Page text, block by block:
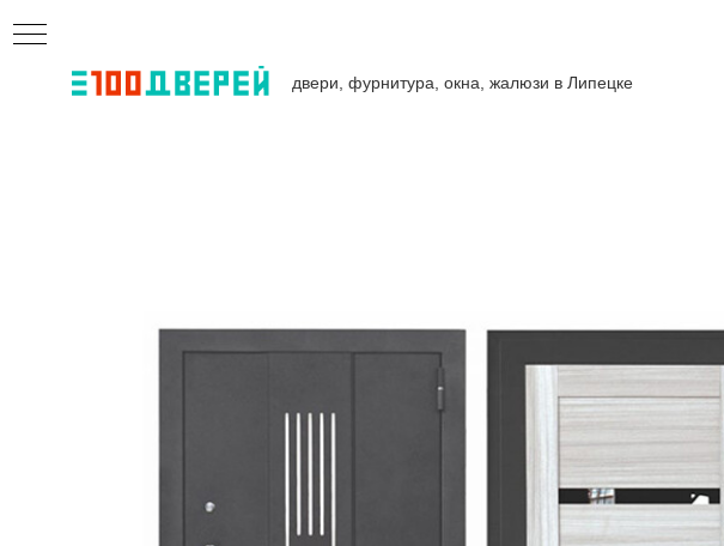
двери, фурнитура, окна, жалюзи в Липецке